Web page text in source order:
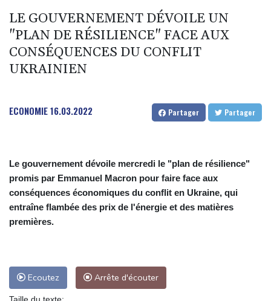
Amazon fait construire au Texas une immense centrale à gaz
pour ses centres de données
Présidentielle: Gabriel Attal porte plainte, dénonçant une
ingérence russe
Nocturne et amatrice de café: une nouvelle espèce de grenouille
LE GOUVERNEMENT DÉVOILE UN
"PLAN DE RÉSILIENCE" FACE AUX
CONSÉQUENCES DU CONFLIT
UKRAINIEN
ECONOMIE16.03.2022 Partager Partager
Le gouvernement dévoile mercredi le "plan de résilience"
promis par Emmanuel Macron pour faire face aux
conséquences économiques du conflit en Ukraine, qui
entraîne flambée des prix de l'énergie et des matières
premières.
Ecoutez Arrête d'écouter